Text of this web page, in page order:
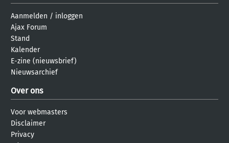
Aanmelden / inloggen
Ajax Forum
Stand
Kalender
E-zine (nieuwsbrief)
Nieuwsarchief
Over ons
Voor webmasters
Disclaimer
Privacy